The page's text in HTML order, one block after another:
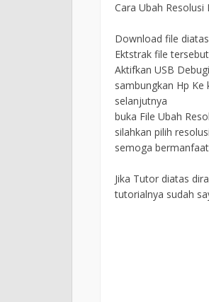
Cara Ubah Resolusi
Download file
Ektstrak file
Aktifkan USB
sambungkan Hp
selanjutnya
buka File Ubah
silahkan pilih
semoga
Jika Tutor diatas
tutorialnya sudah